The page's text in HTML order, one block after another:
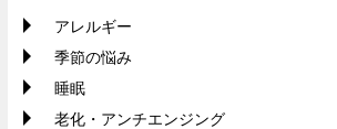
アレルギー
季節の悩み
睡眠
老化・アンチエンジング